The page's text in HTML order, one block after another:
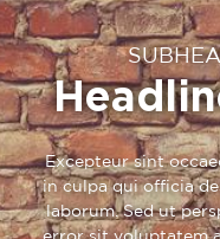
Excepteur sint
in culpa qui officia
laborum. Sed ut
error sit voluptatem